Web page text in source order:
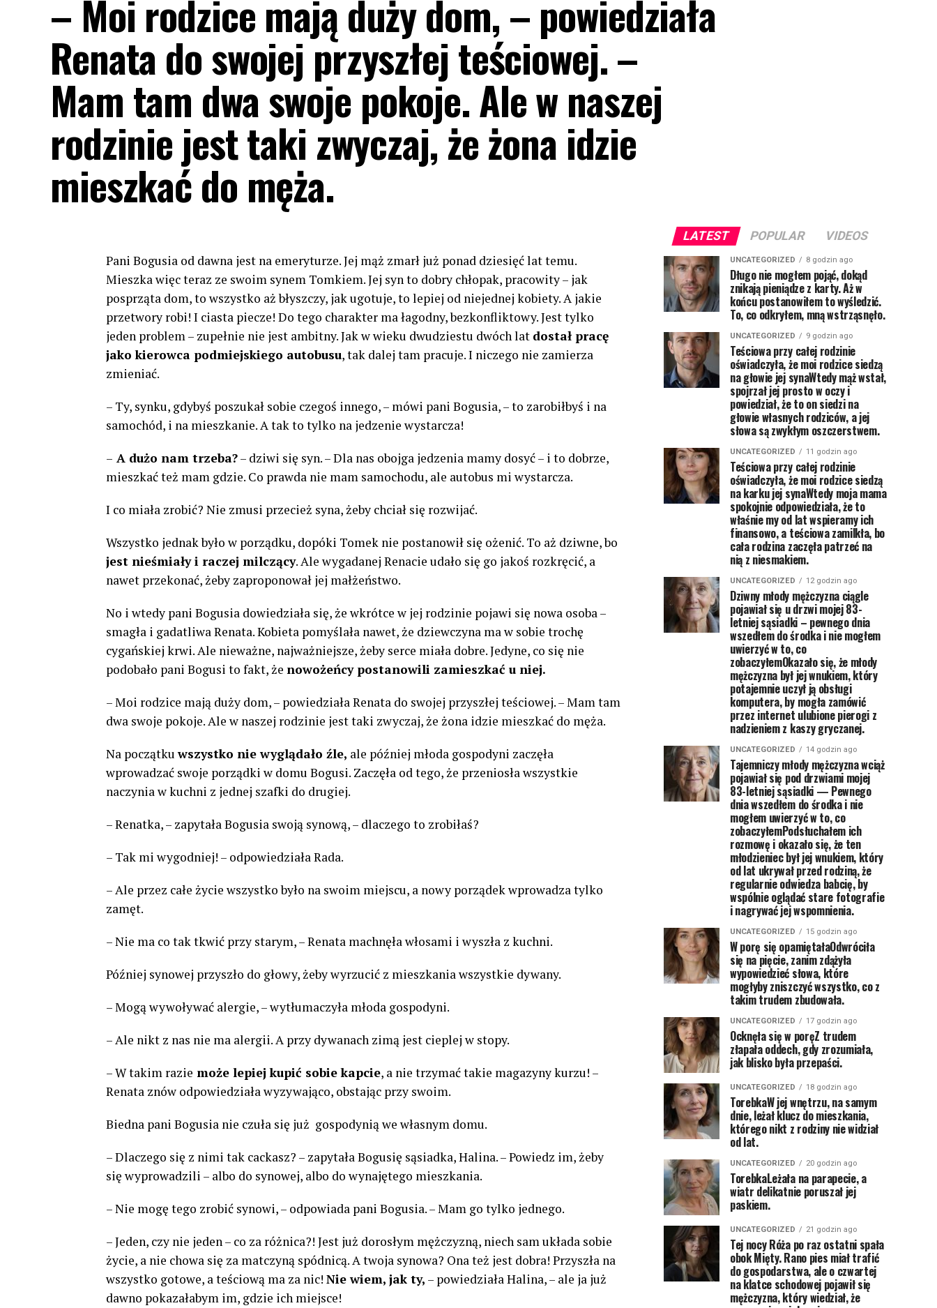
– Moi rodzice mają duży dom, – powiedziała
Renata do swojej przyszłej teściowej. –
Mam tam dwa swoje pokoje. Ale w naszej
rodzinie jest taki zwyczaj, że żona idzie
mieszkać do męża.
Pani Bogusia od dawna jest na emeryturze. Jej mąż zmarł już ponad dziesięć lat temu.
Mieszka więc teraz ze swoim synem Tomkiem. Jej syn to dobry chłopak, pracowity – jak
posprząta dom, to wszystko aż błyszczy, jak ugotuje, to lepiej od niejednej kobiety. A jakie
przetwory robi! I ciasta piecze! Do tego charakter ma łagodny, bezkonfliktowy. Jest tylko
jeden problem – zupełnie nie jest ambitny. Jak w wieku dwudziestu dwóch lat dostał pracę
jako kierowca podmiejskiego autobusu, tak dalej tam pracuje. I niczego nie zamierza
zmieniać.
– Ty, synku, gdybyś poszukał sobie czegoś innego, – mówi pani Bogusia, – to zarobiłbyś i na
samochód, i na mieszkanie. A tak to tylko na jedzenie wystarcza!
– A dużo nam trzeba?– dziwi się syn. – Dla nas obojga jedzenia mamy dosyć – i to dobrze,
mieszkać też mam gdzie. Co prawda nie mam samochodu, ale autobus mi wystarcza.
I co miała zrobić? Nie zmusi przecież syna, żeby chciał się rozwijać.
Wszystko jednak było w porządku, dopóki Tomek nie postanowił się ożenić. To aż dziwne, bo
jest nieśmiały i raczej milczący. Ale wygadanej Renacie udało się go jakoś rozkręcić, a
nawet przekonać, żeby zaproponował jej małżeństwo.
No i wtedy pani Bogusia dowiedziała się, że wkrótce w jej rodzinie pojawi się nowa osoba –
smagła i gadatliwa Renata. Kobieta pomyślała nawet, że dziewczyna ma w sobie trochę
cygańskiej krwi. Ale nieważne, najważniejsze, żeby serce miała dobre. Jedyne, co się nie
podobało pani Bogusi to fakt, że nowożeńcy postanowili zamieszkać u niej.
– Moi rodzice mają duży dom, – powiedziała Renata do swojej przyszłej teściowej. – Mam tam
dwa swoje pokoje. Ale w naszej rodzinie jest taki zwyczaj, że żona idzie mieszkać do męża.
Na początkuwszystko nie wyglądało źle, ale później młoda gospodyni zaczęła
wprowadzać swoje porządki w domu Bogusi. Zaczęła od tego, że przeniosła wszystkie
naczynia w kuchni z jednej szafki do drugiej.
– Renatka, – zapytała Bogusia swoją synową, – dlaczego to zrobiłaś?
– Tak mi wygodniej! – odpowiedziała Rada.
– Ale przez całe życie wszystko było na swoim miejscu, a nowy porządek wprowadza tylko
zamęt.
– Nie ma co tak tkwić przy starym, – Renata machnęła włosami i wyszła z kuchni.
Później synowej przyszło do głowy, żeby wyrzucić z mieszkania wszystkie dywany.
– Mogą wywoływać alergie, – wytłumaczyła młoda gospodyni.
– Ale nikt z nas nie ma alergii. A przy dywanach zimą jest cieplej w stopy.
– W takim razie może lepiej kupić sobie kapcie, a nie trzymać takie magazyny kurzu! –
Renata znów odpowiedziała wyzywająco, obstając przy swoim.
Biedna pani Bogusia nie czuła się już gospodynią we własnym domu.
– Dlaczego się z nimi tak cackasz? – zapytała Bogusię sąsiadka, Halina. – Powiedz im, żeby
się wyprowadzili – albo do synowej, albo do wynajętego mieszkania.
– Nie mogę tego zrobić synowi, – odpowiada pani Bogusia. – Mam go tylko jednego.
– Jeden, czy nie jeden – co za różnica?! Jest już dorosłym mężczyzną, niech sam układa sobie
życie, a nie chowa się za matczyną spódnicą. A twoja synowa? Ona też jest dobra! Przyszła na
wszystko gotowe, a teściową ma za nic! Nie wiem, jak ty, – powiedziała Halina, – ale ja już
dawno pokazałabym im, gdzie ich miejsce!
LATEST POPULAR VIDEOS
UNCATEGORIZED 8 godzin ago
Długo nie mogłem pojąć, dokąd
znikają pieniądze z karty. Aż w
końcu postanowiłem to wyśledzić.
To, co odkryłem, mną wstrząsnęło.
UNCATEGORIZED 9 godzin ago
Teściowa przy całej rodzinie
oświadczyła, że moi rodzice siedzą
na głowie jej synaWtedy mąż wstał,
spojrzał jej prosto w oczy i
powiedział, że to on siedzi na
głowie własnych rodziców, a jej
słowa są zwykłym oszczerstwem.
UNCATEGORIZED 11 godzin ago
Teściowa przy całej rodzinie
oświadczyła, że moi rodzice siedzą
na karku jej synaWtedy moja mama
spokojnie odpowiedziała, że to
właśnie my od lat wspieramy ich
finansowo, a teściowa zamilkła, bo
cała rodzina zaczęła patrzeć na
nią z niesmakiem.
UNCATEGORIZED 12 godzin ago
Dziwny młody mężczyzna ciągle
pojawiał się u drzwi mojej 83-
letniej sąsiadki – pewnego dnia
wszedłem do środka i nie mogłem
uwierzyć w to, co
zobaczyłemOkazało się, że młody
mężczyzna był jej wnukiem, który
potajemnie uczył ją obsługi
komputera, by mogła zamówić
przez internet ulubione pierogi z
nadzieniem z kaszy gryczanej.
UNCATEGORIZED 14 godzin ago
Tajemniczy młody mężczyzna wciąż
pojawiał się pod drzwiami mojej
83-letniej sąsiadki — Pewnego
dnia wszedłem do środka i nie
mogłem uwierzyć w to, co
zobaczyłemPodsłuchałem ich
rozmowę i okazało się, że ten
młodzieniec był jej wnukiem, który
od lat ukrywał przed rodziną, że
regularnie odwiedza babcię, by
wspólnie oglądać stare fotografie
i nagrywać jej wspomnienia.
UNCATEGORIZED 15 godzin ago
W porę się opamiętałaOdwróciła
się na pięcie, zanim zdążyła
wypowiedzieć słowa, które
mogłyby zniszczyć wszystko, co z
takim trudem zbudowała.
UNCATEGORIZED 17 godzin ago
Ocknęła się w poręZ trudem
złapała oddech, gdy zrozumiała,
jak blisko była przepaści.
UNCATEGORIZED 18 godzin ago
TorebkaW jej wnętrzu, na samym
dnie, leżał klucz do mieszkania,
którego nikt z rodziny nie widział
od lat.
UNCATEGORIZED 20 godzin ago
TorebkaLeżała na parapecie, a
wiatr delikatnie poruszał jej
paskiem.
UNCATEGORIZED 21 godzin ago
Tej nocy Róża po raz ostatni spała
obok Mięty. Rano pies miał trafić
do gospodarstwa, ale o czwartej
na klatce schodowej pojawił się
mężczyzna, który wiedział, że